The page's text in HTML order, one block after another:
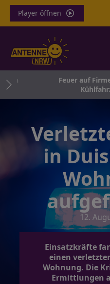
Player öffnen
in
Feuer auf
in
12.
Einsatzkräfte
einen
Wohnung. Die
Ermittlungen